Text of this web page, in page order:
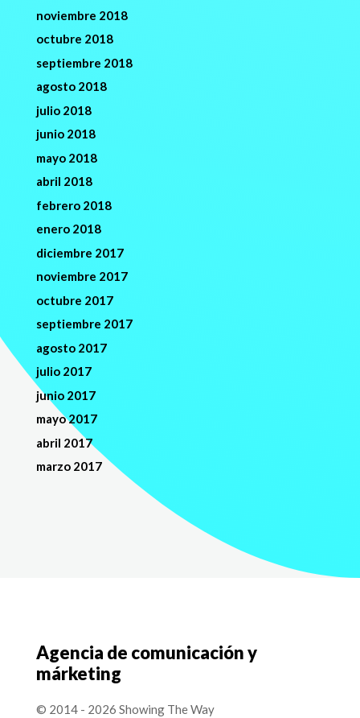
noviembre 2018
octubre 2018
septiembre 2018
agosto 2018
julio 2018
junio 2018
mayo 2018
abril 2018
febrero 2018
enero 2018
diciembre 2017
noviembre 2017
octubre 2017
septiembre 2017
agosto 2017
julio 2017
junio 2017
mayo 2017
abril 2017
marzo 2017
Agencia de comunicación y
márketing
© 2014 - 2026 Showing The Way